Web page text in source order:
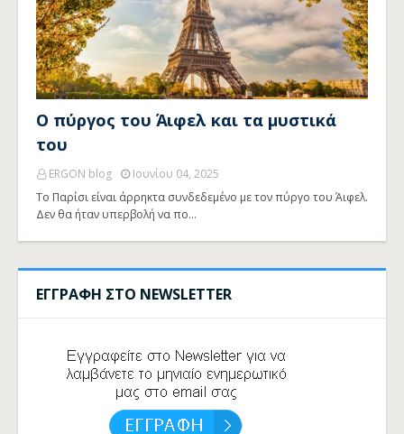
Ο πύργος του Άιφελ και τα μυστικά
του
ERGON blog
Ιουνίου 04, 2025
Το Παρίσι είναι άρρηκτα συνδεδεμένο με τον πύργο του Άιφελ.
Δεν θα ήταν υπερβολή να πο…
ΕΓΓΡΑΦΗ ΣΤΟ NEWSLETTER